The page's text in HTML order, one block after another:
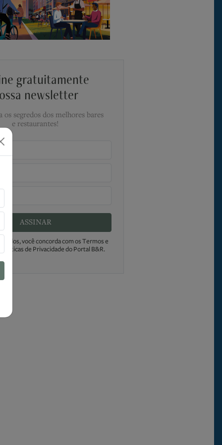
gratuitamente
newsletter
os segredos dos melhores bares
e restaurantes!
ASSINAR
dados, você concorda com os Termos e
Políticas de Privacidade do Portal B&R.